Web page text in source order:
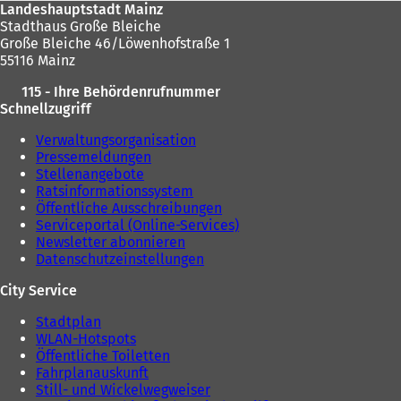
Landeshauptstadt Mainz
Stadthaus Große Bleiche
Große Bleiche 46/Löwenhofstraße 1
55116 Mainz
115 - Ihre Behördenrufnummer
Schnellzugriff
Verwaltungsorganisation
Pressemeldungen
Stellenangebote
Ratsinformationssystem
Öffentliche Ausschreibungen
Serviceportal (Online-Services)
Newsletter abonnieren
Datenschutzeinstellungen
City Service
Stadtplan
WLAN-Hotspots
Öffentliche Toiletten
Fahrplanauskunft
Still- und Wickelwegweiser